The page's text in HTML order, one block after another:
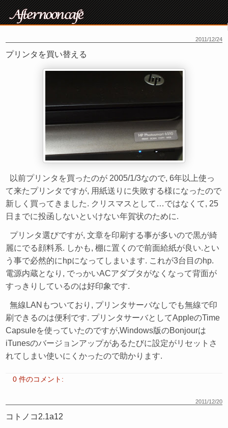
2011/12/24
プリンタを買い替える
以前プリンタを買ったのが 2005/1/3なので, 6年以上使っ
て来たプリンタですが, 用紙送りに失敗する様になったので
新しく買ってきました. クリスマスとして…ではなくて, 25
日までに投函しないといけない年賀状のために.
プリンタ選びですが, 文章を印刷する事が多いので黒が綺
麗にでる顔料系. しかも, 棚に置くので前面給紙が良い.とい
う事で必然的にhpになってしまいます. これが3台目のhp.
電源内蔵となり, でっかいACアダプタがなくなって背面が
すっきりしているのは好印象です.
無線LANもついており, プリンタサーバなしでも無線で印
刷できるのは便利です. プリンタサーバとしてAppleのTime
Capsuleを使っていたのですが,Windows版のBonjourは
iTunesのバージョンアップがあるたびに設定がリセットさ
れてしまい使いにくかったので助かります.
0 件のコメント:
2011/12/20
コトノコ2.1a12